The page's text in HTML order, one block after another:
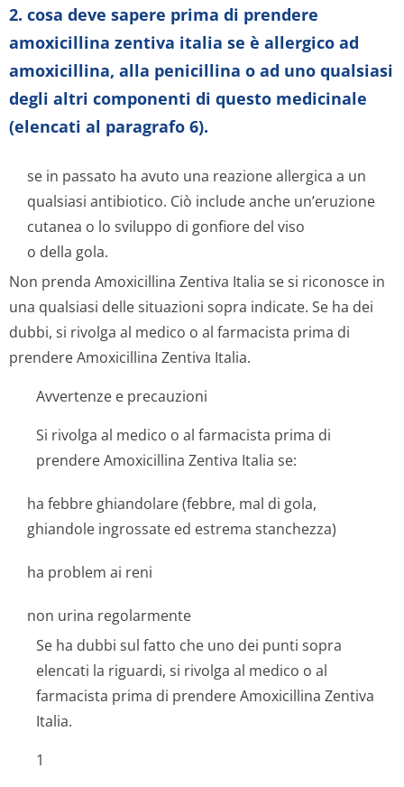
2. cosa deve sapere prima di prendere
amoxicillina zentiva italia se è allergico ad
amoxicillina, alla penicillina o ad uno qualsiasi
degli altri componenti di questo medicinale
(elencati al paragrafo 6).
se in passato ha avuto una reazione allergica a un
qualsiasi antibiotico. Ciò include anche un’eruzione
cutanea o lo sviluppo di gonfiore del viso
o della gola.
Non prenda Amoxicillina Zentiva Italia se si riconosce in
una qualsiasi delle situazioni sopra indicate. Se ha dei
dubbi, si rivolga al medico o al farmacista prima di
prendere Amoxicillina Zentiva Italia.
Avvertenze e precauzioni
Si rivolga al medico o al farmacista prima di
prendere Amoxicillina Zentiva Italia se:
ha febbre ghiandolare (febbre, mal di gola,
ghiandole ingrossate ed estrema stanchezza)
ha problem ai reni
non urina regolarmente
Se ha dubbi sul fatto che uno dei punti sopra
elencati la riguardi, si rivolga al medico o al
farmacista prima di prendere Amoxicillina Zentiva
Italia.
1